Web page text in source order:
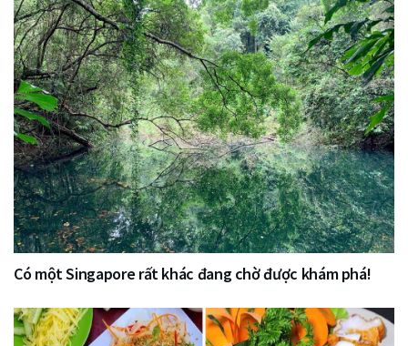
Có một Singapore rất khác đang chờ được khám phá!